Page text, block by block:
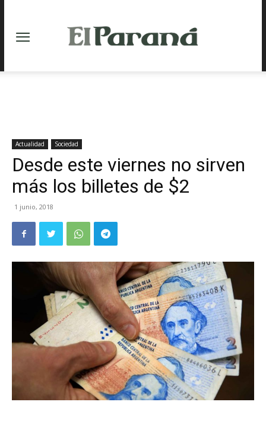
Actualidad Sociedad
Desde este viernes no sirven
más los billetes de $2
1 junio, 2018